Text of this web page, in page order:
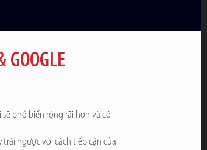
GOOGLE
phổ biến rộng rãi hơn và có
ngược với cách tiếp cận của